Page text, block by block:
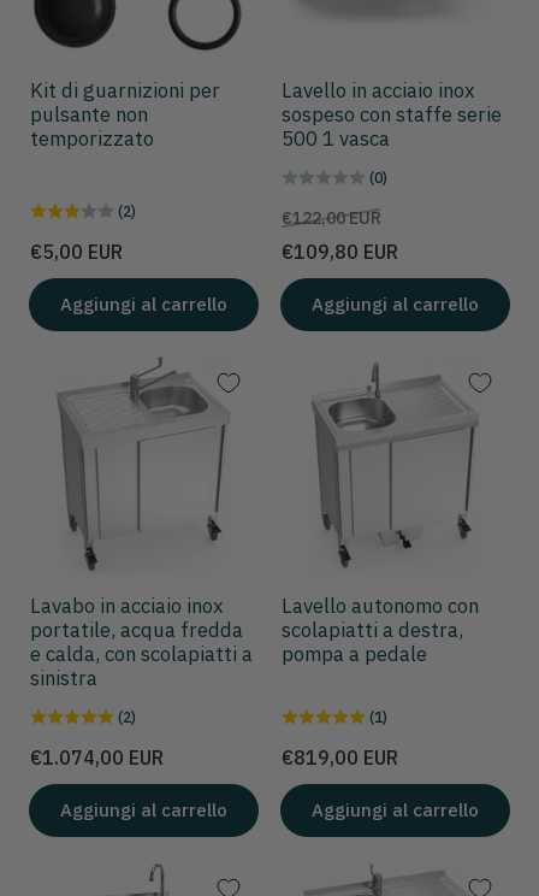
Kit di guarnizioni per
pulsante non
temporizzato
(2)
Prezzo
€5,00 EUR
Aggiungi al carrello
Lavello in acciaio inox
sospeso con staffe serie
500 1 vasca
(0)
Prezzo
€122,00 EUR
scontato
€109,80 EUR
Aggiungi al carrello
Lavabo in acciaio inox
portatile, acqua fredda
e calda, con scolapiatti a
sinistra
(2)
Prezzo
€1.074,00 EUR
Aggiungi al carrello
Lavello autonomo con
scolapiatti a destra,
pompa a pedale
(1)
Prezzo
€819,00 EUR
Aggiungi al carrello